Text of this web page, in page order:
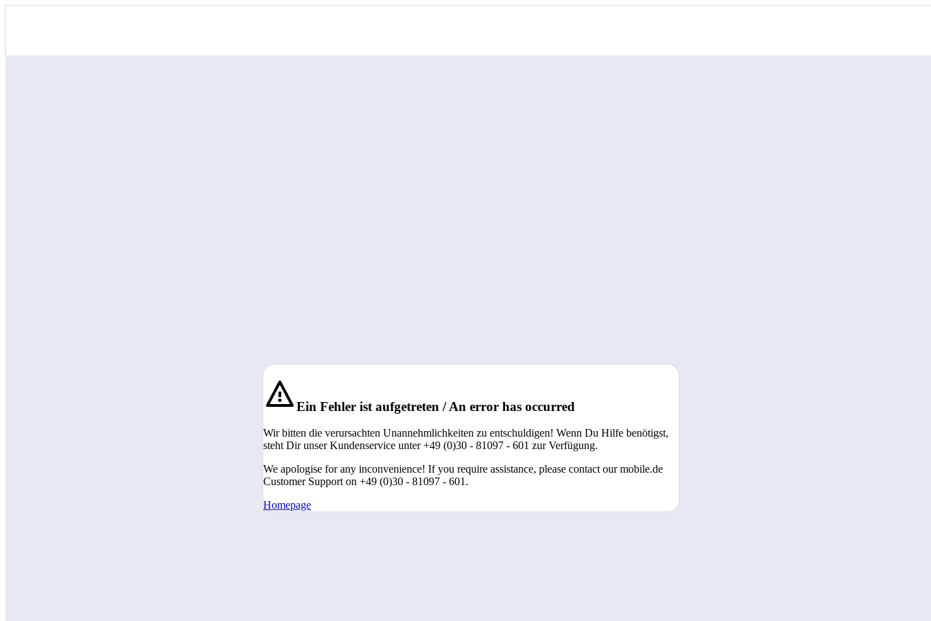
Ein Fehler ist aufgetreten / An error has occurred
Wir bitten die verursachten Unannehmlichkeiten zu entschuldigen! Wenn Du Hilfe benötigst,
steht Dir unser Kundenservice unter +49 (0)30 - 81097 - 601 zur Verfügung.
We apologise for any inconvenience! If you require assistance, please contact our mobile.de
Customer Support on +49 (0)30 - 81097 - 601.
Homepage